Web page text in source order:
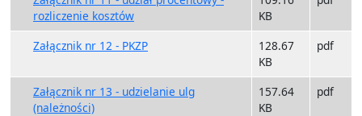
rozliczenie kosztów
KB
Załącznik nr 12 - PKZP
128.67
KB
pdf
Załącznik nr 13 - udzielanie ulg
(należności)
157.64
KB
pdf